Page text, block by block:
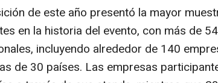
de este año presentó la mayor
en la historia del evento, con más de
incluyendo alrededor de 140
de 30 países. Las empresas